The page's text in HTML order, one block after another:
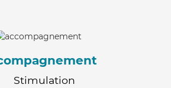
Stimulation